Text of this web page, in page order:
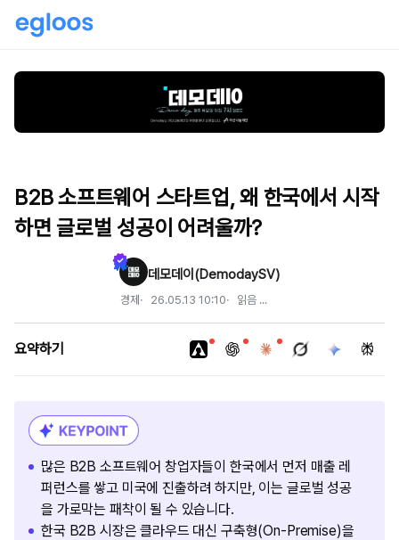
B2B 소프트웨어 스타트업, 왜 한국에서 시작
하면 글로벌 성공이 어려울까?
데모데이(DemodaySV)
경제 26.05.13 10:10 읽음 ...
요약하기
많은 B2B 소프트웨어 창업자들이 한국에서 먼저 매출 레
퍼런스를 쌓고 미국에 진출하려 하지만, 이는 글로벌 성공
을 가로막는 패착이 될 수 있습니다.
한국 B2B 시장은 클라우드 대신 구축형(On-Premise)을